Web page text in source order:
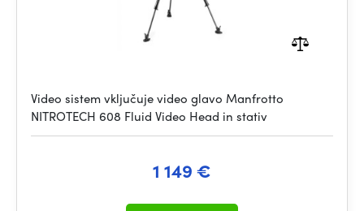
Video sistem vključuje video glavo Manfrotto
NITROTECH 608 Fluid Video Head in stativ
1 149 €